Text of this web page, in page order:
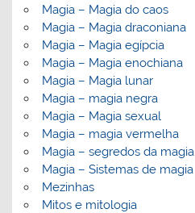
Magia – Magia do caos
Magia – Magia draconiana
Magia – Magia egípcia
Magia – Magia enochiana
Magia – Magia lunar
Magia – magia negra
Magia – Magia sexual
Magia – magia vermelha
Magia – segredos da magia
Magia – Sistemas de magia
Mezinhas
Mitos e mitologia